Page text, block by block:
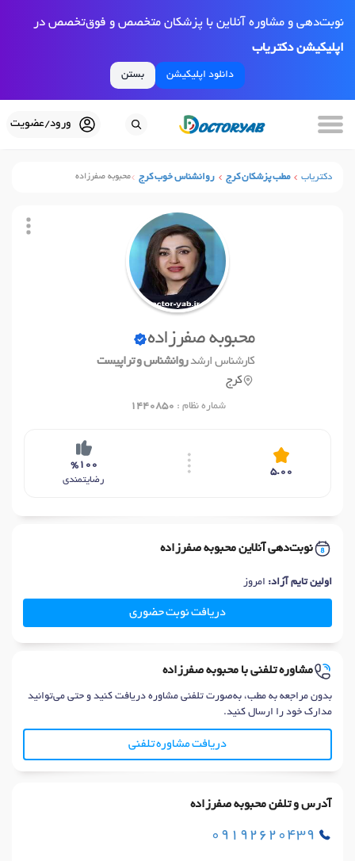
نوبت‌دهی و مشاوره آنلاین با پزشکان متخصص و فوق‌تخصص در
اپلیکیشن دکتریاب
دانلود اپلیکیشن بستن
ورود/عضویت
دکتریاب مطب پزشکان کرج روانشناس خوب کرج محبوبه صفرزاده
محبوبه صفرزاده
کارشناس ارشدروانشناس و تراپیست
کرج
شماره نظام : 1440850
5.00
%100
رضایتمندی
نوبت‌دهی آنلاین محبوبه صفرزاده
اولین تایم آزاد: امروز
دریافت نوبت حضوری
مشاوره تلفنی با محبوبه صفرزاده
بدون مراجعه به مطب، به‌صورت تلفنی مشاوره دریافت کنید و حتی می‌توانید
مدارک خود را ارسال کنید.
دریافت مشاوره تلفنی
آدرس و تلفن محبوبه صفرزاده
09192620439